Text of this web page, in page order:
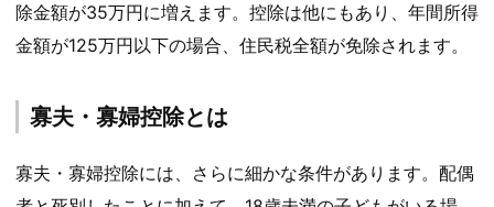
除金額が35万円に増えます。控除は他にもあり、年間所得
金額が125万円以下の場合、住民税全額が免除されます。
寡夫・寡婦控除とは
寡夫・寡婦控除には、さらに細かな条件があります。配偶